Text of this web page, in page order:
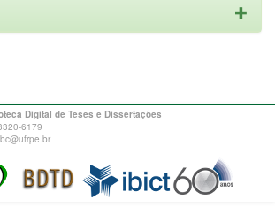
Digital de Teses e Dissertações
6179